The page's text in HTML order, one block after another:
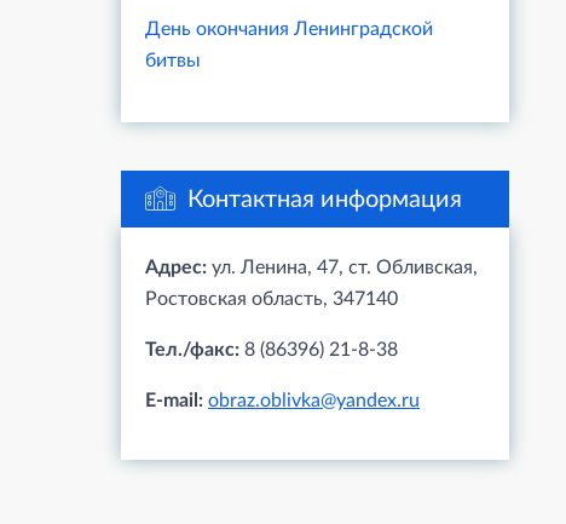
День окончания Ленинградской
битвы
Контактная информация
Адрес: ул. Ленина, 47, ст. Обливская,
Ростовская область, 347140
Тел./факс: 8 (86396) 21-8-38
E-mail: obraz.oblivka@yandex.ru